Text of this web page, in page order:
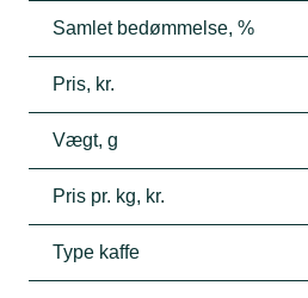
Samlet bedømmelse, %
Pris, kr.
Vægt, g
Pris pr. kg, kr.
Type kaffe